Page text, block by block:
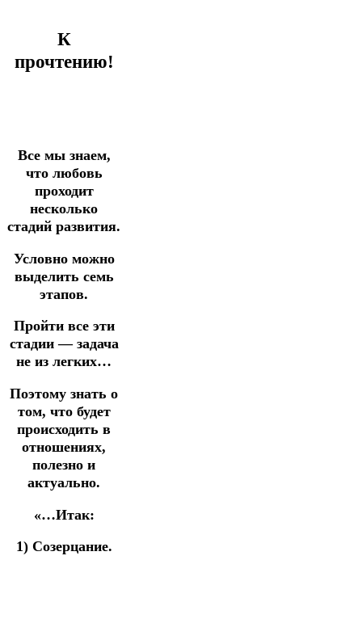
К
прочтению!
Все мы знаем,
что любовь
проходит
несколько
стадий развития.
Условно можно
выделить семь
этапов.
Пройти все эти
стадии — задача
не из легких…
Поэтому знать о
том, что будет
происходить в
отношениях,
полезно и
актуально.
«…Итак:
1) Созерцание.